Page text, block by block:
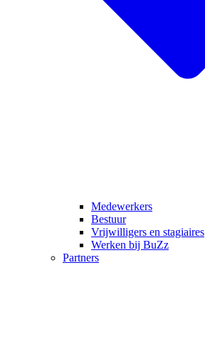
Medewerkers
Bestuur
Vrijwilligers en stagiaires
Werken bij BuZz
Partners